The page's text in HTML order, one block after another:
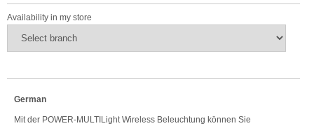
Availability in my store
German
Mit der POWER-MULTILight Wireless Beleuchtung können Sie